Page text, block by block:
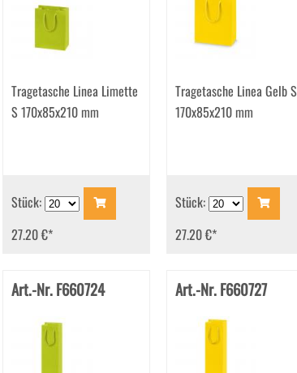
Tragetasche Linea Limette
S 170x85x210 mm
Stück:
27.20 €*
Tragetasche Linea Gelb S
170x85x210 mm
Stück:
27.20 €*
Art.-Nr. F660724 Art.-Nr. F660727